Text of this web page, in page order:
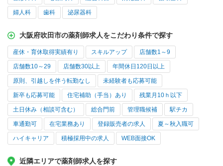
婦人科 歯科 泌尿器科
大阪府吹田市の薬剤師求人をこだわり条件で探す
産休・育休取得実績有り スキルアップ 店舗数1～9
店舗数10～29 店舗数30以上 年間休日120日以上
原則、引越しを伴う転勤なし 未経験者も応募可能
新卒も応募可能 住宅補助（手当）あり 残業月10ｈ以下
土日休み（相談可含む） 総合門前 管理職候補 駅チカ
車通勤可 在宅業務あり 登録販売者の求人 夏～秋入職可
ハイキャリア 積極採用中の求人 WEB面接OK
近隣エリアで薬剤師求人を探す